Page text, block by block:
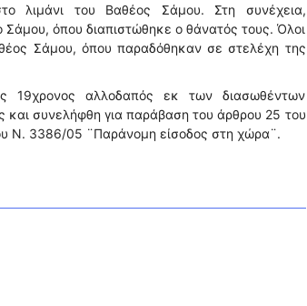
λιμάνι του Βαθέος Σάμου. Στη συνέχεια,
όπου διαπιστώθηκε ο θάνατός τους. Όλοι
Σάμου, όπου παραδόθηκαν σε στελέχη της
19χρονος αλλοδαπός εκ των διασωθέντων
και συνελήφθη για παράβαση του άρθρου 25 του
Ν. 3386/05 ¨Παράνομη είσοδος στη χώρα¨.